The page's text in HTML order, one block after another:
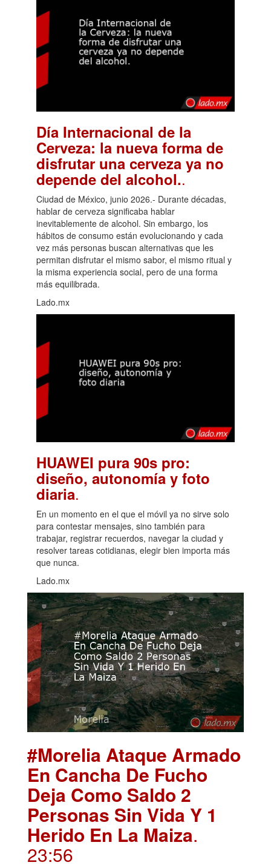
Día Internacional de la
Cerveza: la nueva forma de
disfrutar una cerveza ya no
depende del alcohol..
Ciudad de México, junio 2026.- Durante décadas,
hablar de cerveza significaba hablar
inevitablemente de alcohol. Sin embargo, los
hábitos de consumo están evolucionando y cada
vez más personas buscan alternativas que les
permitan disfrutar el mismo sabor, el mismo ritual y
la misma experiencia social, pero de una forma
más equilibrada.
Lado.mx
HUAWEI pura 90s pro:
diseño, autonomía y foto
diaria.
En un momento en el que el móvil ya no sirve solo
para contestar mensajes, sino también para
trabajar, registrar recuerdos, navegar la ciudad y
resolver tareas cotidianas, elegir bien importa más
que nunca.
Lado.mx
#Morelia Ataque Armado
En Cancha De Fucho
Deja Como Saldo 2
Personas Sin Vida Y 1
Herido En La Maiza.
23:56